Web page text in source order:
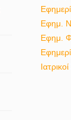
Εφημ.
Εφημ.